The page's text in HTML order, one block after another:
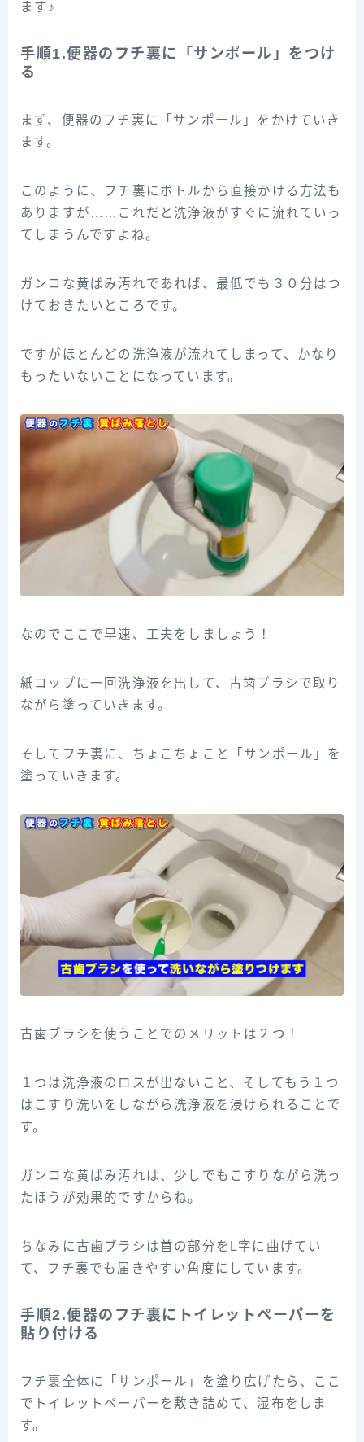
ます♪
手順1.便器のフチ裏に「サンポール」をつけ
る
まず、便器のフチ裏に「サンポール」をかけていき
ます。
このように、フチ裏にボトルから直接かける方法も
ありますが……これだと洗浄液がすぐに流れていっ
てしまうんですよね。
ガンコな黄ばみ汚れであれば、最低でも３０分はつ
けておきたいところです。
ですがほとんどの洗浄液が流れてしまって、かなり
もったいないことになっています。
なのでここで早速、工夫をしましょう！
紙コップに一回洗浄液を出して、古歯ブラシで取り
ながら塗っていきます。
そしてフチ裏に、ちょこちょこと「サンポール」を
塗っていきます。
古歯ブラシを使うことでのメリットは２つ！
１つは洗浄液のロスが出ないこと、そしてもう１つ
はこすり洗いをしながら洗浄液を浸けられることで
す。
ガンコな黄ばみ汚れは、少しでもこすりながら洗っ
たほうが効果的ですからね。
ちなみに古歯ブラシは首の部分をL字に曲げてい
て、フチ裏でも届きやすい角度にしています。
手順2.便器のフチ裏にトイレットペーパーを
貼り付ける
フチ裏全体に「サンポール」を塗り広げたら、ここ
でトイレットペーパーを敷き詰めて、湿布をしま
す。